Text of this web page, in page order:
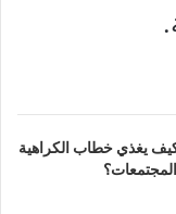
يغذي خطاب الكراهية